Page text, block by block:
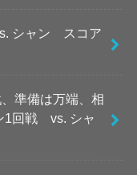
シャン スコア
準備は万端、相
1回戦 vs. シャ